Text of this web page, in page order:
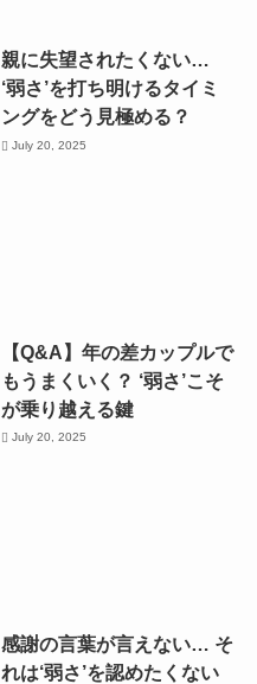
親に失望されたくない…
‘弱さ’を打ち明けるタイミ
ングをどう見極める？
July 20, 2025
【Q&A】年の差カップルで
もうまくいく？ ‘弱さ’こそ
が乗り越える鍵
July 20, 2025
感謝の言葉が言えない… そ
れは‘弱さ’を認めたくない